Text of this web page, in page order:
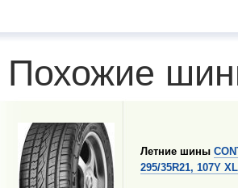
Похожие
Летние шины
295/35R21, 107Y